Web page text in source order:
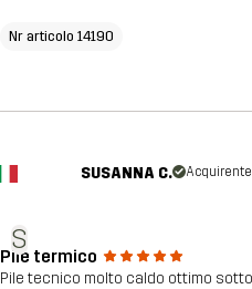
Nr articolo 14190
S
SUSANNA C.
Pile termico
Pile tecnico molto caldo ottimo